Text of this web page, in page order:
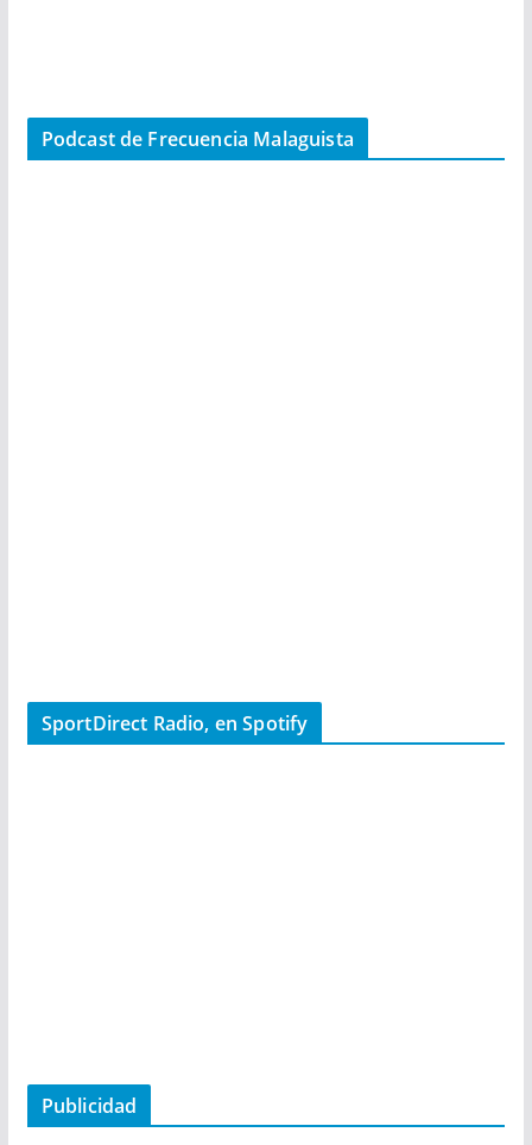
Podcast de Frecuencia Malaguista
SportDirect Radio, en Spotify
Publicidad